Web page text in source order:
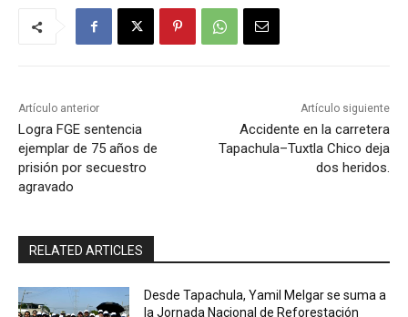
Artículo anterior
Logra FGE sentencia
ejemplar de 75 años de
prisión por secuestro
agravado
Artículo siguiente
Accidente en la carretera
Tapachula–Tuxtla Chico deja
dos heridos.
RELATED ARTICLES
Desde Tapachula, Yamil Melgar se suma a
la Jornada Nacional de Reforestación